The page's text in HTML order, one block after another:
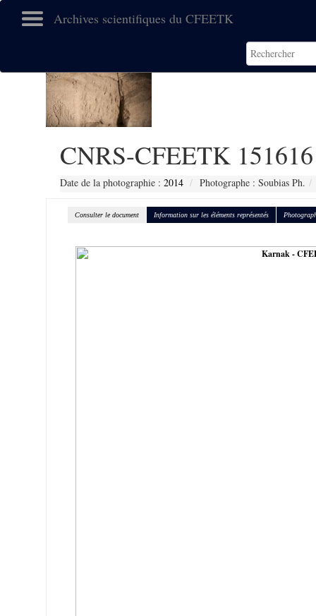
Archives scientifiques du CFEETK
CNRS-CFEETK 151616
Date de la photographie : 2014 Photographe : Soubias Ph.
Consulter le document Information sur les éléments représentés